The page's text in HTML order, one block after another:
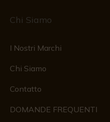
Chi Siamo
I Nostri Marchi
Chi Siamo
Contatto
DOMANDE FREQUENTI